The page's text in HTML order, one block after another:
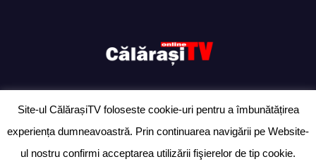
Proudly powered by WordPress |Theme: Newsup byThemeansar.
Site-ul CălărașiTV foloseste cookie-uri pentru a îmbunătățirea
experiența dumneavoastră. Prin continuarea navigării pe Website-
ul nostru confirmi acceptarea utilizării fişierelor de tip cookie.